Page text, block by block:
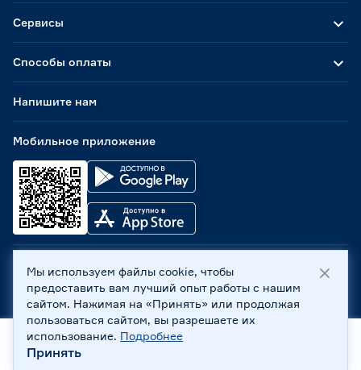
Способы оплаты
Мобильное приложение
Сервисы
Напишите нам
ООО «Бауцентр Рус» 2004 -2026, 236029, г. Калининград,
ул. А.Невского, 205. ИНН 7702596813, КПП 390601001 ©
Все права защищены
Политика обработки персональных данных
Правовая информация
Охрана труда
Главная
Мы используем файлы cookie, чтобы
предоставить вам лучший опыт работы с нашим
сайтом. Нажимая на «Принять» или продолжая
пользоваться сайтом, вы разрешаете их
использование. Подробнее
Принять